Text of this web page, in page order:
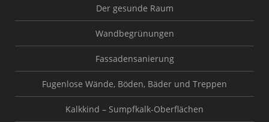
Der gesunde Raum
Wandbegrünungen
Fassadensanierung
Fugenlose Wände, Böden, Bäder und Treppen
Kalkkind – Sumpfkalk-Oberflächen